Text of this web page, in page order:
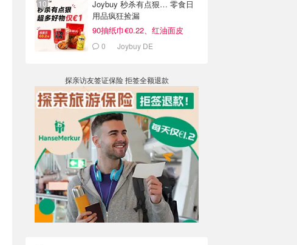
Joybuy 秒杀有点狠… 零食日
用品疯狂捡漏
90抽纸巾€0.22、红油面皮
€0.99
0 Joybuy DE
探亲访友签证保险 拒签全额退款